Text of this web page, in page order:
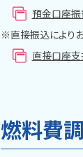
預金口座
※直接振込により
直接口座
燃料費